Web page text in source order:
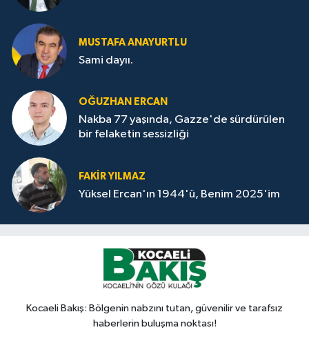
MUSTAFA ANAYURTLU
Sami dayıı.
OĞUZHAN ERCAN
Nakba 77 yaşında, Gazze'de sürdürülen
bir felaketin sessizliği
FAKİR YILMAZ
Yüksel Ercan'ın 1944'ü, Benim 2025'im
Kocaeli Bakış: Bölgenin nabzını tutan, güvenilir ve tarafsız
haberlerin buluşma noktası!